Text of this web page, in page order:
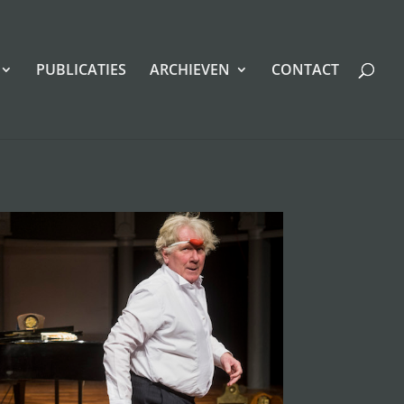
PUBLICATIES ARCHIEVEN CONTACT